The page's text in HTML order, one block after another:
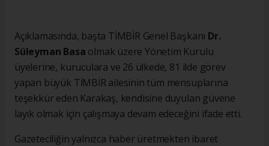
Açıklamasında, başta TİMBİR Genel Başkanı Dr.
Süleyman Basa olmak üzere Yönetim Kurulu
üyelerine, kuruculara ve 26 ülkede, 81 ilde görev
yapan büyük TİMBİR ailesinin tüm mensuplarına
teşekkür eden Karakaş, kendisine duyulan güvene
layık olmak için çalışmaya devam edeceğini ifade etti.
Gazeteciliğin yalnızca haber üretmekten ibaret